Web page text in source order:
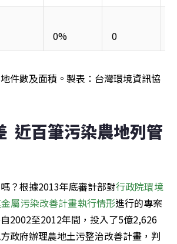
0% 0
件數及面積。製表：台灣環境資訊協
近百筆污染農地列管
？根據2013年底審計部對行政院環境
屬污染改善計畫執行情形進行的專案
2002至2012年間，投入了5億2,626
政府辦理農地土污整治改善計畫，判